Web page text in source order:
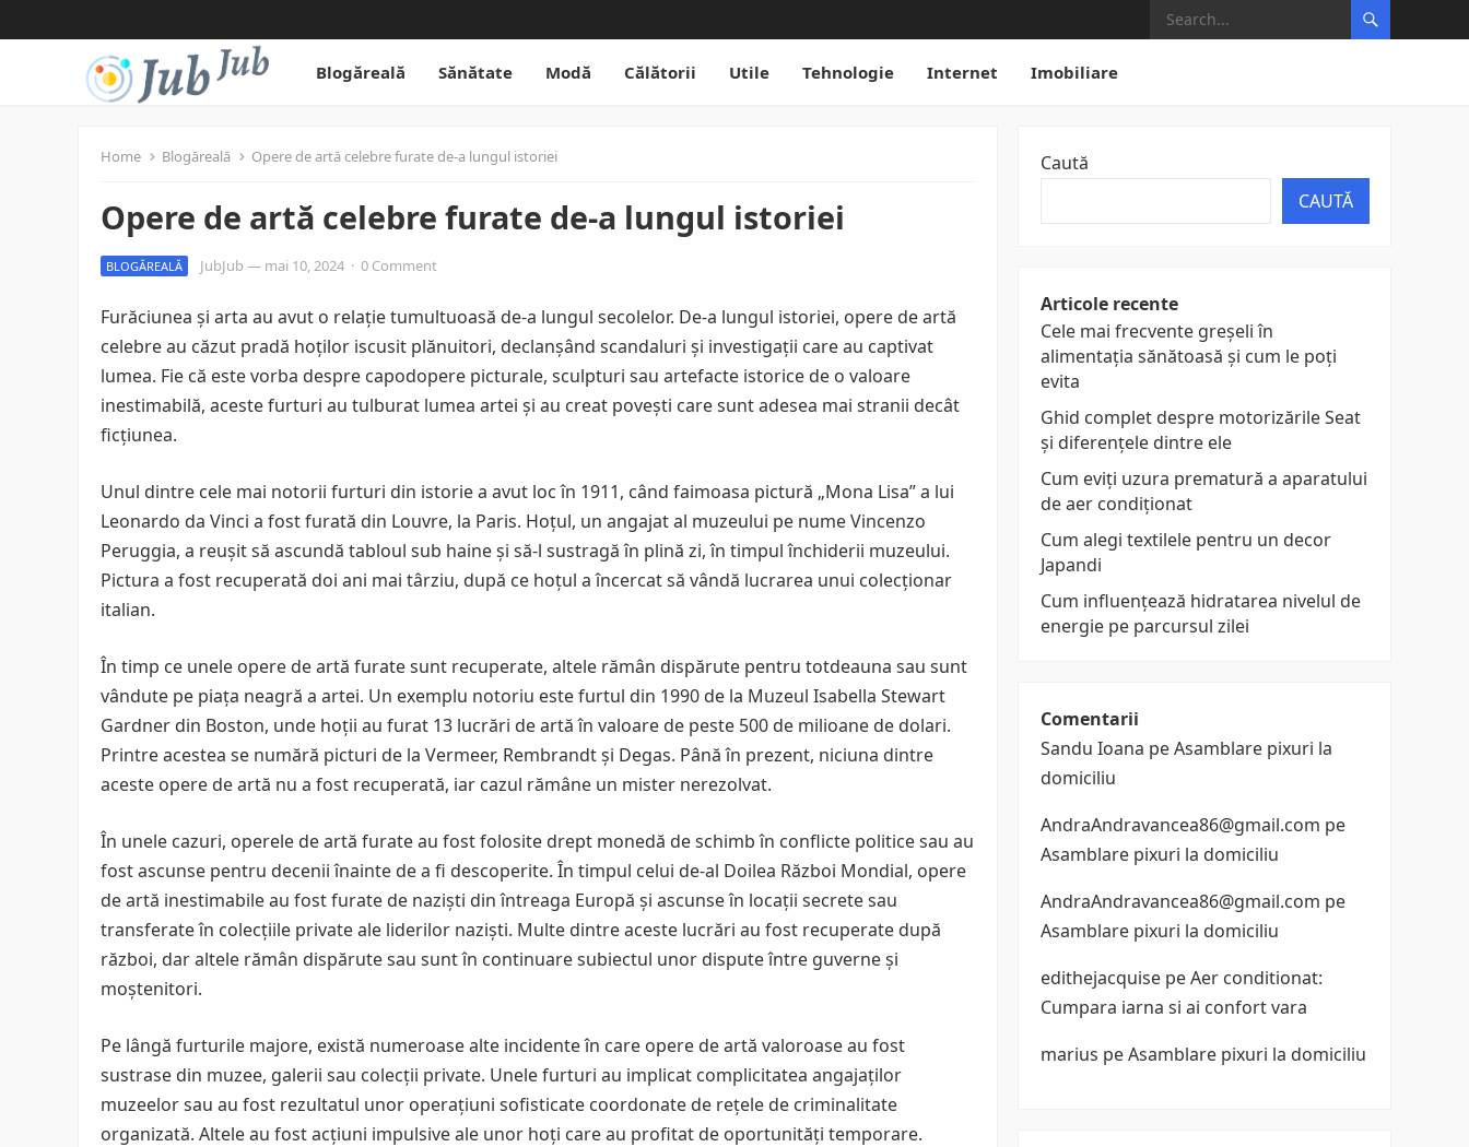
Blogăreală Sănătate Modă Călătorii Utile Tehnologie Internet Imobiliare
Home Blogăreală Opere de artă celebre furate de-a lungul istoriei
Opere de artă celebre furate de-a lungul istoriei
BLOGĂREALĂ JubJub — mai 10, 2024 · 0 Comment
Furăciunea și arta au avut o relație tumultuoasă de-a lungul secolelor. De-a lungul istoriei, opere de artă
celebre au căzut pradă hoților iscusit plănuitori, declanșând scandaluri și investigații care au captivat
lumea. Fie că este vorba despre capodopere picturale, sculpturi sau artefacte istorice de o valoare
inestimabilă, aceste furturi au tulburat lumea artei și au creat povești care sunt adesea mai stranii decât
ficțiunea.
Unul dintre cele mai notorii furturi din istorie a avut loc în 1911, când faimoasa pictură „Mona Lisa” a lui
Leonardo da Vinci a fost furată din Louvre, la Paris. Hoțul, un angajat al muzeului pe nume Vincenzo
Peruggia, a reușit să ascundă tabloul sub haine și să-l sustragă în plină zi, în timpul închiderii muzeului.
Pictura a fost recuperată doi ani mai târziu, după ce hoțul a încercat să vândă lucrarea unui colecționar
italian.
În timp ce unele opere de artă furate sunt recuperate, altele rămân dispărute pentru totdeauna sau sunt
vândute pe piața neagră a artei. Un exemplu notoriu este furtul din 1990 de la Muzeul Isabella Stewart
Gardner din Boston, unde hoții au furat 13 lucrări de artă în valoare de peste 500 de milioane de dolari.
Printre acestea se numără picturi de la Vermeer, Rembrandt și Degas. Până în prezent, niciuna dintre
aceste opere de artă nu a fost recuperată, iar cazul rămâne un mister nerezolvat.
În unele cazuri, operele de artă furate au fost folosite drept monedă de schimb în conflicte politice sau au
fost ascunse pentru decenii înainte de a fi descoperite. În timpul celui de-al Doilea Război Mondial, opere
de artă inestimabile au fost furate de naziști din întreaga Europă și ascunse în locații secrete sau
transferate în colecțiile private ale liderilor naziști. Multe dintre aceste lucrări au fost recuperate după
război, dar altele rămân dispărute sau sunt în continuare subiectul unor dispute între guverne și
moștenitori.
Pe lângă furturile majore, există numeroase alte incidente în care opere de artă valoroase au fost
sustrase din muzee, galerii sau colecții private. Unele furturi au implicat complicitatea angajaților
muzeelor sau au fost rezultatul unor operațiuni sofisticate coordonate de rețele de criminalitate
organizată. Altele au fost acțiuni impulsive ale unor hoți care au profitat de oportunități temporare.
Caută
CAUTĂ
Articole recente
Cele mai frecvente greșeli în
alimentația sănătoasă și cum le poți
evita
Ghid complet despre motorizările Seat
și diferențele dintre ele
Cum eviți uzura prematură a aparatului
de aer condiționat
Cum alegi textilele pentru un decor
Japandi
Cum influențează hidratarea nivelul de
energie pe parcursul zilei
Comentarii
Sandu Ioana peAsamblare pixuri la
domiciliu
AndraAndravancea86@gmail.com pe
Asamblare pixuri la domiciliu
AndraAndravancea86@gmail.com pe
Asamblare pixuri la domiciliu
edithejacquise peAer conditionat:
Cumpara iarna si ai confort vara
marius peAsamblare pixuri la domiciliu